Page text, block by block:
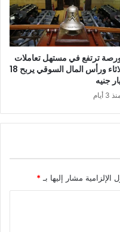
ترتفع في مستهل تعاملات
الثلاثاء ورأس المال السوقي يربح 18
جنيه
3 أيام
الإلزامية مشار إليها بـ *